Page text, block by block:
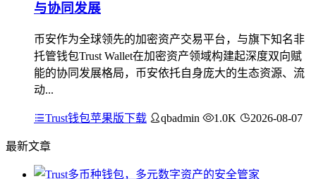
与协同发展
币安作为全球领先的加密资产交易平台，与旗下知名非
托管钱包Trust Wallet在加密资产领域构建起深度双向赋
能的协同发展格局，币安依托自身庞大的生态资源、流
动...
Trust钱包苹果版下载 qbadmin 1.0K 2026-08-07
最新文章